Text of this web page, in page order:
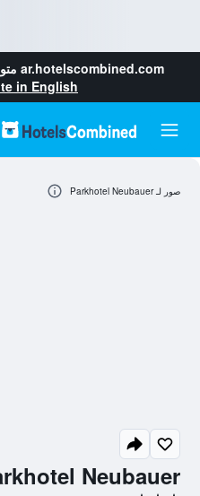
ar.hotelscombined.com
in English
Neubauer
صور لـ Parkhotel Neubauer